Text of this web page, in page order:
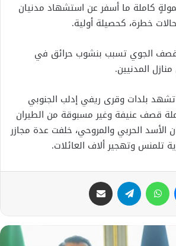
كاملة ما أسفر عن استشهاد مدنيان
خطرة، كحصيلة أولية.
الجوي تسبب بنشوب حرائق في
المدنيين.
بلدات وقرى ريفي إدلب الجنوبي
قصف عنيفة وغير مسبوقة من الطيران
الأسد الحربي والمروحي، خلفت عدة مجازر
تلمنس وتهجير ألاف العائلات.
ماسنجر واتساب تيلقرام